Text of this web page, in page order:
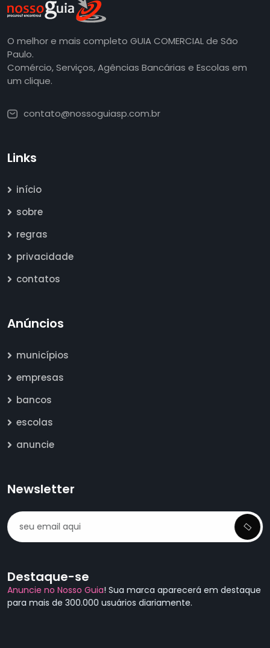
O melhor e mais completo GUIA COMERCIAL de São
Paulo.
Comércio, Serviços, Agências Bancárias e Escolas em
um clique.
contato@nossoguiasp.com.br
Links
início
sobre
regras
privacidade
contatos
Anúncios
municípios
empresas
bancos
escolas
anuncie
Newsletter
Destaque-se
Anuncie no Nosso Guia! Sua marca aparecerá em destaque
para mais de 300.000 usuários diariamente.